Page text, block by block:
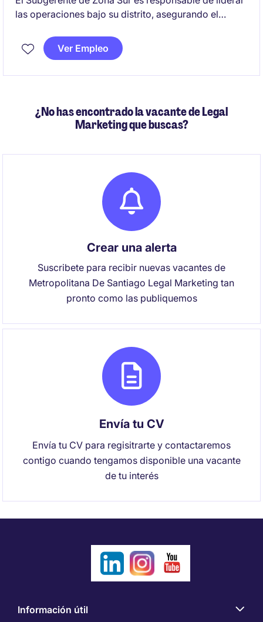
las operaciones bajo su distrito, asegurando el
Se busca un perfil con experiencia en minería
subterránea.
Ver Empleo
¿No has encontrado la vacante de Legal
Marketing que buscas?
Crear una alerta
Suscribete para recibir nuevas vacantes de
Metropolitana De Santiago Legal Marketing tan
pronto como las publiquemos
Envía tu CV
Envía tu CV para regisitrarte y contactaremos
contigo cuando tengamos disponible una vacante
de tu interés
Información útil